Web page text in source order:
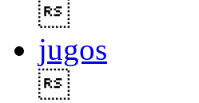
jugos